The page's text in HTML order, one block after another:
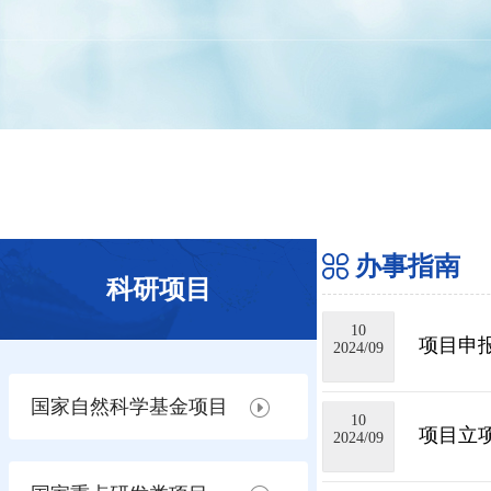
科研项目
国家自然科学基金项目
办事指南
10
2024/09
项目申
10
2024/09
项目立